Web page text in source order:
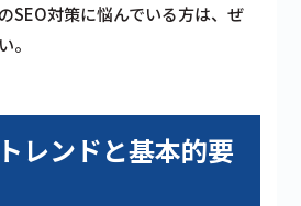
SEO対策に悩んでいる方は、ぜ
。
レンドと基本的要